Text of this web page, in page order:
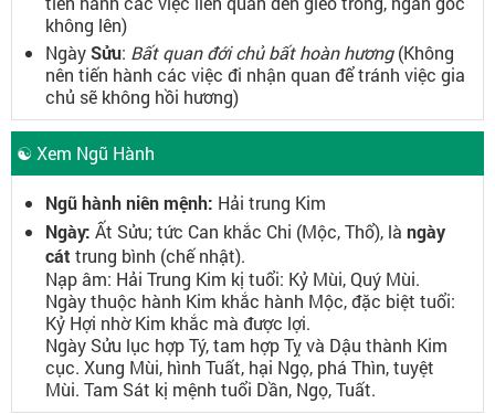
không lên)
NgàySửu: Bất quan đới chủ bất hoàn hương(Không
nên tiến hành các việc đi nhận quan để tránh việc gia
chủ sẽ không hồi hương)
☯ Xem Ngũ Hành
Ngũ hành niên mệnh: Hải trung Kim
Ngày: Ất Sửu; tức Can khắc Chi (Mộc, Thổ), là ngày
cát trung bình (chế nhật).
Nạp âm: Hải Trung Kim kị tuổi: Kỷ Mùi, Quý Mùi.
Ngày thuộc hành Kim khắc hành Mộc, đặc biệt tuổi:
Kỷ Hợi nhờ Kim khắc mà được lợi.
Ngày Sửu lục hợp Tý, tam hợp Tỵ và Dậu thành Kim
cục. Xung Mùi, hình Tuất, hại Ngọ, phá Thìn, tuyệt
Mùi. Tam Sát kị mệnh tuổi Dần, Ngọ, Tuất.